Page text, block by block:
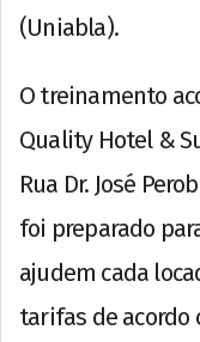
(Uniabla).
O treinamento
Quality Hotel &
Rua Dr. José
foi preparado
ajudem cada
tarifas de acordo